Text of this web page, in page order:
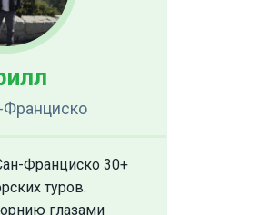
Франциско
Франциско 30+
туров.
глазами